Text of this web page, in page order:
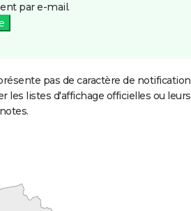
par e-mail.
pas de caractère de notification
les listes d'affichage officielles ou leurs